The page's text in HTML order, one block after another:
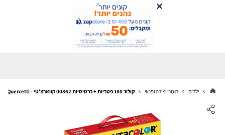
ילדים חומרי יצירה ופנאי קולור 180 פטריות + כרטיסיות 00862 קווארצ'טי - Quercetti